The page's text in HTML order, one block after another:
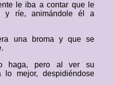
le iba a contar que le
y ríe, animándole él a
una broma y que se
haga, pero al ver su
lo mejor, despidiéndose